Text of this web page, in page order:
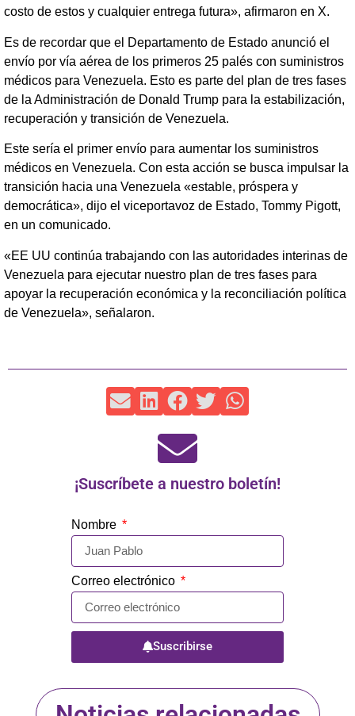
costo de estos y cualquier entrega futura», afirmaron en X.
Es de recordar que el Departamento de Estado anunció el
envío por vía aérea de los primeros 25 palés con suministros
médicos para Venezuela. Esto es parte del plan de tres fases
de la Administración de Donald Trump para la estabilización,
recuperación y transición de Venezuela.
Este sería el primer envío para aumentar los suministros
médicos en Venezuela. Con esta acción se busca impulsar la
transición hacia una Venezuela «estable, próspera y
democrática», dijo el viceportavoz de Estado, Tommy Pigott,
en un comunicado.
«EE UU continúa trabajando con las autoridades interinas de
Venezuela para ejecutar nuestro plan de tres fases para
apoyar la recuperación económica y la reconciliación política
de Venezuela», señalaron.
¡Suscríbete a nuestro boletín!
Nombre
Correo electrónico
Suscribirse